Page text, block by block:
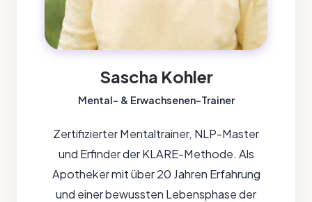
Sascha Kohler
Mental- & Erwachsenen-Trainer
Zertifizierter Mentaltrainer, NLP-Master
und Erfinder der KLARE-Methode. Als
Apotheker mit über 20 Jahren Erfahrung
und einer bewussten Lebensphase der